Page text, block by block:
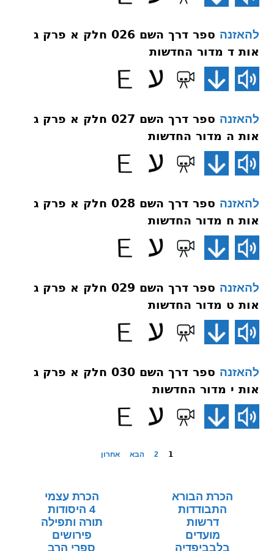
להאזנה
ספר דרך השם 026 חלק א פרק ג
אות ד מדור החדשות
להאזנה
ספר דרך השם 027 חלק א פרק ג
אות ה מדור החדשות
להאזנה
ספר דרך השם 028 חלק א פרק ג
אות ח מדור החדשות
להאזנה
ספר דרך השם 029 חלק א פרק ג
אות ט מדור החדשות
להאזנה
ספר דרך השם 030 חלק א פרק ג
אות י מדור החדשות
1
2 הבא אחרון
הכרת הבורא
הכרת עצמי
התבודדות
4 היסודות
דרשות
תורה ותפילה
מועדים
פירושים
בלבביפדיה
ספרי הרב